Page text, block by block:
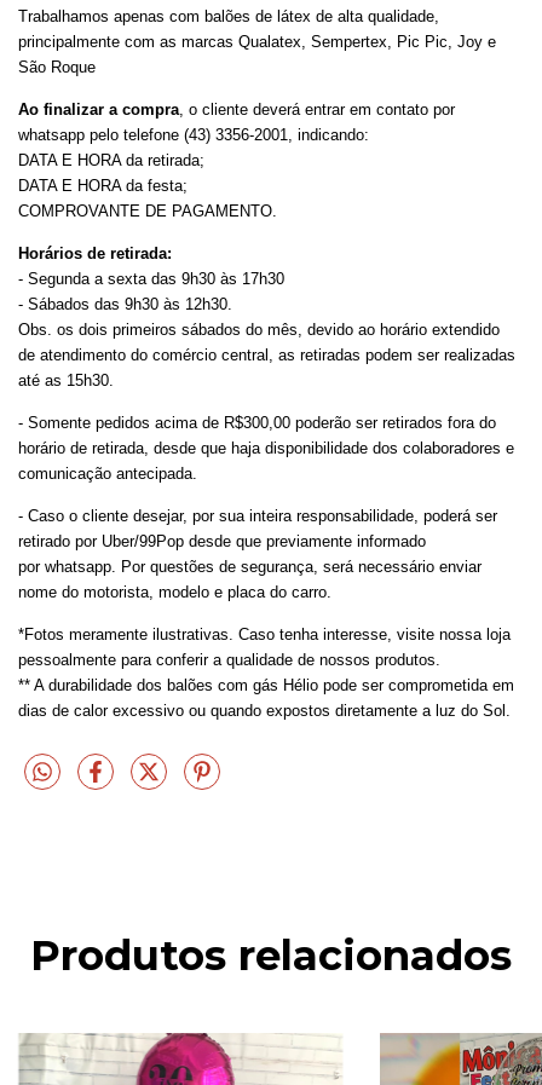
Trabalhamos apenas com balões de látex de alta qualidade,
principalmente com as marcas Qualatex, Sempertex, Pic Pic, Joy e
São Roque
Ao finalizar a compra, o cliente deverá entrar em contato por
whatsapp pelo telefone (43) 3356-2001, indicando:
DATA E HORA da retirada;
DATA E HORA da festa;
COMPROVANTE DE PAGAMENTO.
Horários de retirada:
- Segunda a sexta das 9h30 às 17h30
- Sábados das 9h30 às 12h30.
Obs. os dois primeiros sábados do mês, devido ao horário extendido
de atendimento do comércio central, as retiradas podem ser realizadas
até as 15h30.
- Somente pedidos acima de R$300,00 poderão ser retirados fora do
horário de retirada, desde que haja disponibilidade dos colaboradores e
comunicação antecipada.
- Caso o cliente desejar, por sua inteira responsabilidade, poderá ser
retirado por Uber/99Pop desde que previamente informado
por whatsapp. Por questões de segurança, será necessário enviar
nome do motorista, modelo e placa do carro.
*Fotos meramente ilustrativas. Caso tenha interesse, visite nossa loja
pessoalmente para conferir a qualidade de nossos produtos.
** A durabilidade dos balões com gás Hélio pode ser comprometida em
dias de calor excessivo ou quando expostos diretamente a luz do Sol.
Produtos relacionados